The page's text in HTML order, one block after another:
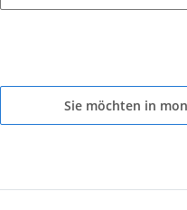
Sie möchten in